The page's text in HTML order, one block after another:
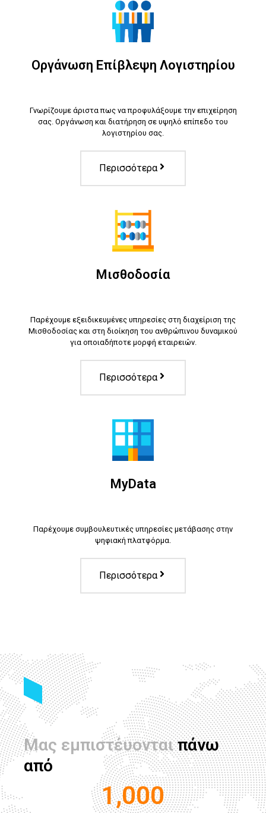
Οργάνωση Επίβλεψη Λογιστηρίου
Γνωρίζουμε άριστα πως να προφυλάξουμε την επιχείρηση
σας. Οργάνωση και διατήρηση σε υψηλό επίπεδο του
λογιστηρίου σας.
Περισσότερα
Μισθοδοσία
Παρέχουμε εξειδικευμένες υπηρεσίες στη διαχείριση της
Μισθοδοσίας και στη διοίκηση του ανθρώπινου δυναμικού
για οποιαδήποτε μορφή εταιρειών.
Περισσότερα
MyData
Παρέχουμε συμβουλευτικές υπηρεσίες μετάβασης στην
ψηφιακή πλατφόρμα.
Περισσότερα
Μας εμπιστέυονται πάνω
από
1,000